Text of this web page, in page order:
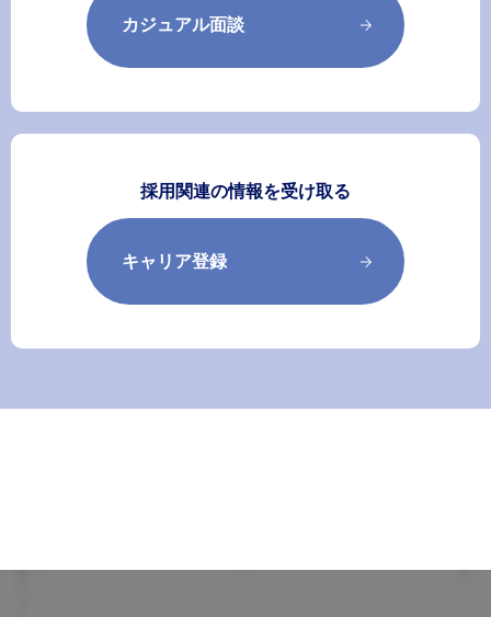
カジュアル面談
採用関連の情報を受け取る
キャリア登録